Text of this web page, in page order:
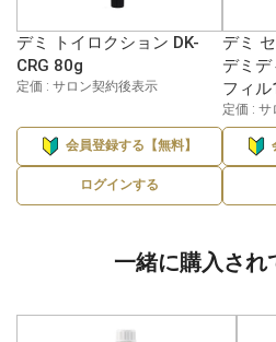
デミ トイロクション DK-
CRG 80g
定価 : サロン契約後表示
会員登録する【無料】
ログインする
デミ
デミ
フィル
定価 :
一緒に購入され